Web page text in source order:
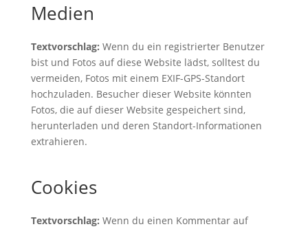
Medien
Textvorschlag: Wenn du ein registrierter Benutzer
bist und Fotos auf diese Website lädst, solltest du
vermeiden, Fotos mit einem EXIF-GPS-Standort
hochzuladen. Besucher dieser Website könnten
Fotos, die auf dieser Website gespeichert sind,
herunterladen und deren Standort-Informationen
extrahieren.
Cookies
Textvorschlag: Wenn du einen Kommentar auf